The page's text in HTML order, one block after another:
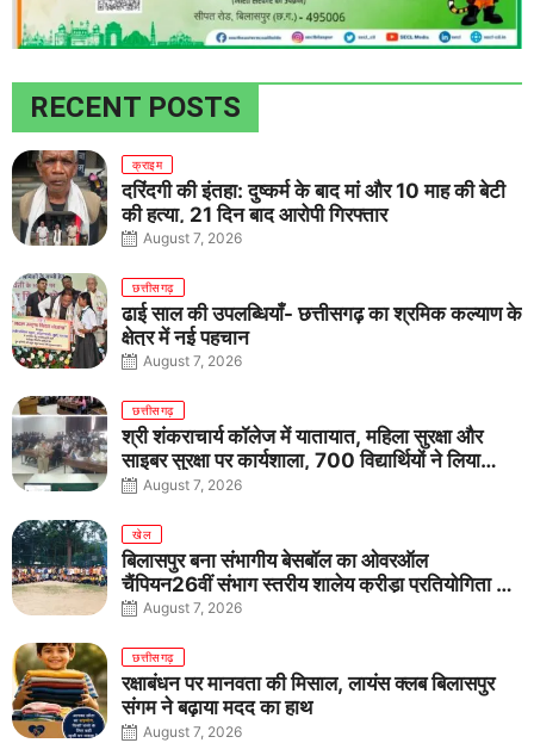
RECENT POSTS
क्राइम
दरिंदगी की इंतहा: दुष्कर्म के बाद मां और 10 माह की बेटी
की हत्या, 21 दिन बाद आरोपी गिरफ्तार
August 7, 2026
छत्तीसगढ़
ढाई साल की उपलब्धियाँ- छत्तीसगढ़ का श्रमिक कल्याण के
क्षेत्र में नई पहचान
August 7, 2026
छत्तीसगढ़
श्री शंकराचार्य कॉलेज में यातायात, महिला सुरक्षा और
साइबर सुरक्षा पर कार्यशाला, 700 विद्यार्थियों ने लिया
जागरूकता का संकल्प
August 7, 2026
खेल
बिलासपुर बना संभागीय बेसबॉल का ओवरऑल
चैंपियन26वीं संभाग स्तरीय शालेय क्रीड़ा प्रतियोगिता में
तीनों आयु वर्गों में शानदार प्रदर्शन
August 7, 2026
छत्तीसगढ़
रक्षाबंधन पर मानवता की मिसाल, लायंस क्लब बिलासपुर
संगम ने बढ़ाया मदद का हाथ
August 7, 2026